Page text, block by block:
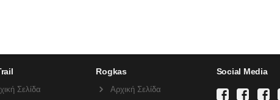
Σελίδα
Rogkas
Αρχική Σελίδα
Social Media